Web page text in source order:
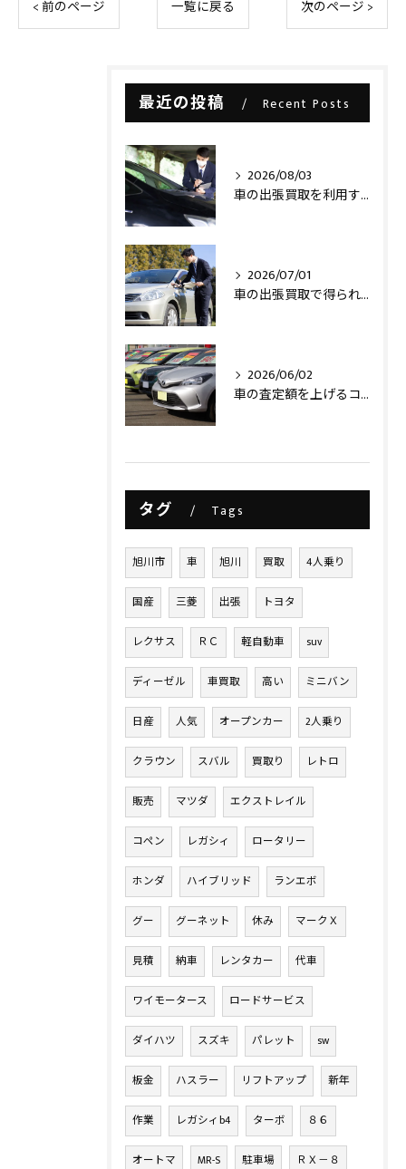
< 前のページ 一覧に戻る 次のページ >
最近の投稿 Recent Posts
2026/08/03
車の出張買取を利用する際の注意点とは？
2026/07/01
車の出張買取で得られるメリットとは？
2026/06/02
車の査定額を上げるコツ
タグ Tags
旭川市 車 旭川 買取 4人乗り
国産 三菱 出張 トヨタ
レクサス ＲＣ 軽自動車 suv
ディーゼル 車買取 高い ミニバン
日産 人気 オープンカー 2人乗り
クラウン スバル 買取り レトロ
販売 マツダ エクストレイル
コペン レガシィ ロータリー
ホンダ ハイブリッド ランエボ
グー グーネット 休み マークＸ
見積 納車 レンタカー 代車
ワイモータース ロードサービス
ダイハツ スズキ パレット sw
板金 ハスラー リフトアップ 新年
作業 レガシィb4 ターボ ８６
オートマ MR-S 駐車場 ＲＸ－８